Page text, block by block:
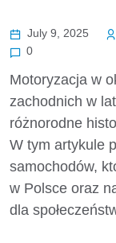
July 9, 2025
0
Motoryzacja w
zachodnich w
różnorodne
W tym artykule
samochodów,
w Polsce oraz
dla